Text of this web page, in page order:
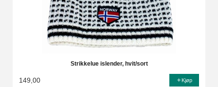
Strikkelue islender, hvit/sort
149,00 Kjøp